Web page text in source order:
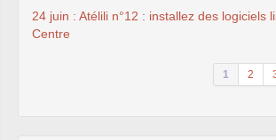
24 juin : Atélili n°12 : installez des logiciels
Centre
1 2